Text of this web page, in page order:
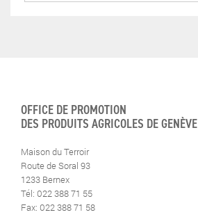
OFFICE DE PROMOTION
DES PRODUITS AGRICOLES DE GENÈVE
Maison du Terroir
Route de Soral 93
1233 Bernex
Tél: 022 388 71 55
Fax: 022 388 71 58